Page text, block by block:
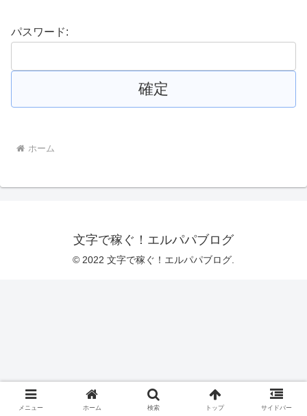
パスワード:
ホーム
文字で稼ぐ！エルパパブログ
© 2022 文字で稼ぐ！エルパパブログ.
メニュー ホーム 検索 トップ サイドバー